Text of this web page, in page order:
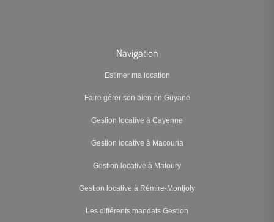
Navigation
Estimer ma location
Faire gérer son bien en Guyane
Gestion locative à Cayenne
Gestion locative à Macouria
Gestion locative à Matoury
Gestion locative à Rémire-Montjoly
Les différents mandats Gestion